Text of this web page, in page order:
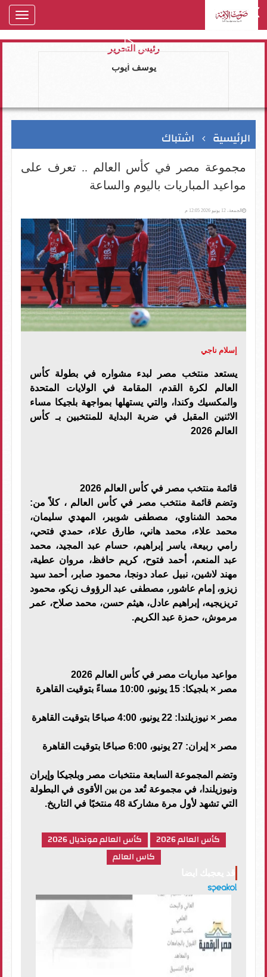
رئيس التحرير
يوسف ايوب
الرئيسية اشتباك
مجموعة مصر في كأس العالم .. تعرف على
مواعيد المباريات باليوم والساعة
الجمعة، 12 يونيو 2026 12:05 م
إسلام ناجي
يستعد منتخب مصر لبدء مشواره في بطولة كأس
العالم لكرة القدم، المقامة في الولايات المتحدة
والمكسيك وكندا، والتي يستهلها بمواجهة بلجيكا مساء
الاثنين المقبل في ضربة البداية للمنتخبين بـ كأس
العالم 2026
قائمة منتخب مصر في كأس العالم 2026
وتضم قائمة منتخب مصر في كأس العالم ، كلاً من:
محمد الشناوي، مصطفى شوبير، المهدي سليمان،
محمد علاء، محمد هاني، طارق علاء، حمدي فتحي،
رامي ربيعة، ياسر إبراهيم، حسام عبد المجيد، محمد
عبد المنعم، أحمد فتوح، كريم حافظ، مروان عطية،
مهند لاشين، نبيل عماد دونجا، محمود صابر، أحمد سيد
زيزو، إمام عاشور، مصطفى عبد الرؤوف زيكو، محمود
تريزيجيه، إبراهيم عادل، هيثم حسن، محمد صلاح، عمر
مرموش، حمزة عبد الكريم.
مواعيد مباريات مصر في كأس العالم 2026
مصر × بلجيكا: 15 يونيو، 10:00 مساءً بتوقيت القاهرة
مصر × نيوزيلندا: 22 يونيو، 4:00 صباحًا بتوقيت القاهرة
مصر × إيران: 27 يونيو، 6:00 صباحًا بتوقيت القاهرة
وتضم المجموعة السابعة منتخبات مصر وبلجيكا وإيران
ونيوزيلندا، في مجموعة تُعد من بين الأقوى في البطولة
التي تشهد لأول مرة مشاركة 48 منتخبًا في التاريخ.
كأس العالم 2026
كأس العالم مونديال 2026
كاس العالم